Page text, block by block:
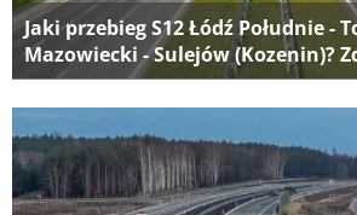
Jaki przebieg S12 Łódź Południe -
Mazowiecki - Sulejów (Kozenin)?